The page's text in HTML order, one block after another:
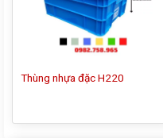
Thùng nhựa đặc H220